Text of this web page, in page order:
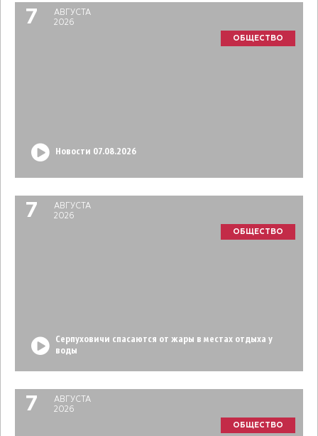
7
АВГУСТА
2026
ОБЩЕСТВО
Новости 07.08.2026
7
АВГУСТА
2026
ОБЩЕСТВО
Серпуховичи спасаются от жары в местах отдыха у
воды
7
АВГУСТА
2026
ОБЩЕСТВО